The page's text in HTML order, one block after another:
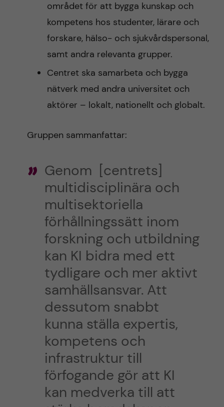
området för att bygga kunskap och
kompetens hos studenter, lärare och
forskare, hälso- och sjukvårdspersonal,
samt andra relevanta grupper.
Centret ska samarbeta och bygga
nätverk med andra universitet och
aktörer – lokalt, nationellt och globalt.
Gruppen sammanfattar:
Genom [centrets]
multidisciplinära och
multisektoriella
förhållningssätt inom
forskning och utbildning
kan KI bidra med ett
tydligare och mer aktivt
samhällsansvar. Att
dessutom snabbt
kunna ställa expertis,
kompetens och
infrastruktur till
förfogande gör att KI
kan medverka till att